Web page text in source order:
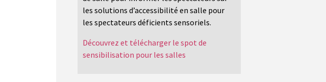
les solutions d’accessibilité en salle pour
les spectateurs déficients sensoriels.
Découvrez et télécharger le spot de
sensibilisation pour les salles